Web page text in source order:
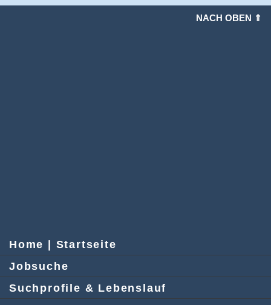
NACH OBEN ⇑
Home | Startseite
Jobsuche
Suchprofile & Lebenslauf